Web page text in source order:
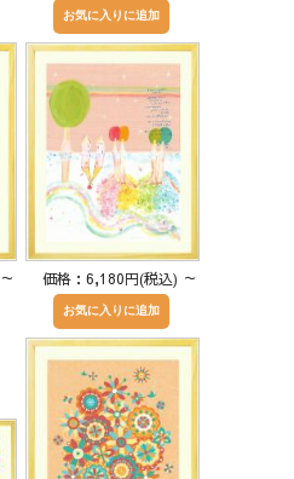
～ 価格：6,180円(税込) ～